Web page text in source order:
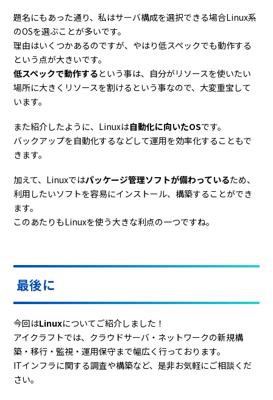
題名にもあった通り、私はサーバ構成を選択できる場合Linux系
のOSを選ぶことが多いです。
理由はいくつかあるのですが、やはり低スペックでも動作する
という点が大きいです。
低スペックで動作するという事は、自分がリソースを使いたい
場所に大きくリソースを割けるという事なので、大変重宝して
います。
また紹介したように、Linuxは自動化に向いたOSです。
バックアップを自動化するなどして運用を効率化することもで
きます。
加えて、Linuxではパッケージ管理ソフトが備わっているため、
利用したいソフトを容易にインストール、構築することができ
ます。
このあたりもLinuxを使う大きな利点の一つですね。
最後に
今回はLinuxについてご紹介しました！
アイクラフトでは、クラウドサーバ・ネットワークの新規構
築・移行・監視・運用保守まで幅広く行っております。
ITインフラに関する調査や構築など、是非お気軽にご相談くだ
さい。